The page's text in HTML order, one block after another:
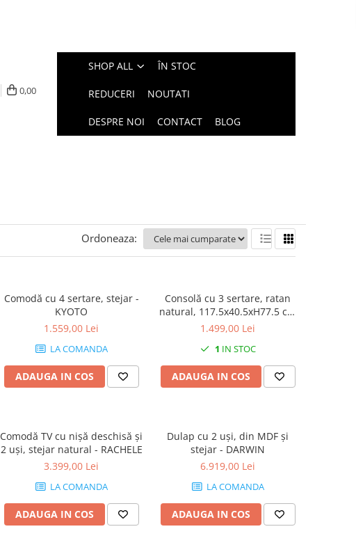
0,00
SHOP ALL ÎN STOC
REDUCERI NOUTATI
DESPRE NOI CONTACT BLOG
Ordoneaza:
Comodă cu 4 sertare, stejar -
KYOTO
1.559,00 Lei
LA COMANDA
ADAUGA IN COS
Consolă cu 3 sertare, ratan
natural, 117.5x40.5xH77.5 cm
- PAULOWNIA C
1.499,00 Lei
1 IN STOC
ADAUGA IN COS
Comodă TV cu nișă deschisă și
2 uși, stejar natural - RACHELE
3.399,00 Lei
LA COMANDA
ADAUGA IN COS
Dulap cu 2 uși, din MDF și
stejar - DARWIN
6.919,00 Lei
LA COMANDA
ADAUGA IN COS